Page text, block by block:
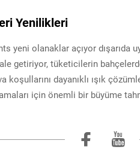
Yenilikleri
yeni olanaklar açıyor
getiriyor, tüketicilerin
koşullarını dayanıklı ışık
için önemli bir büyüme